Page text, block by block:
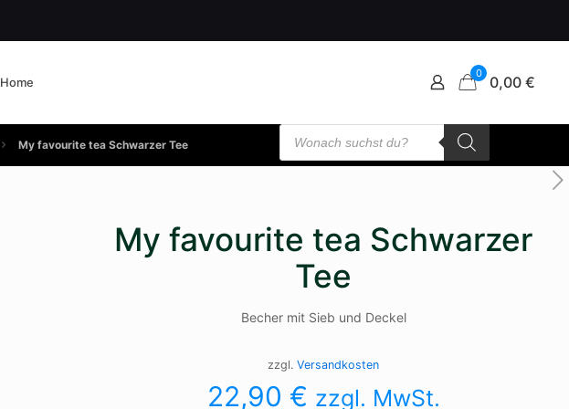
Home
0 0,00 €
My favourite tea Schwarzer Tee
Products
search
My favourite tea Schwarzer
Tee
Becher mit Sieb und Deckel
zzgl.Versandkosten
22,90 € zzgl. MwSt.